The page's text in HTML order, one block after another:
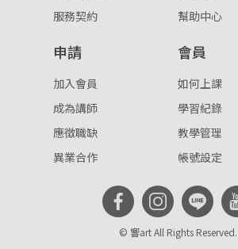
註冊
按下註冊即代表你同意我們的 使用者條款
。
服務契約
幫助中心
申請
加入會員
成為講師
應徵職缺
異業合作
會員
如何上課
學習紀錄
教學管理
帳號設定
© 響art All Rights Reserved.